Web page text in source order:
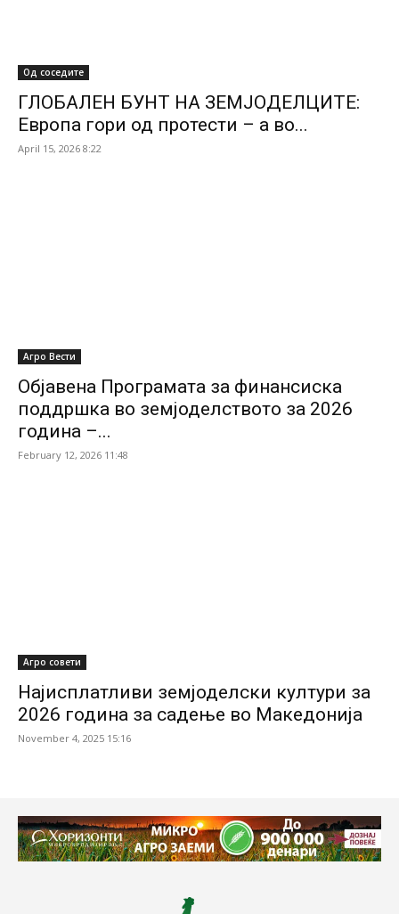
Од соседите
ГЛОБАЛЕН БУНТ НА ЗЕМЈОДЕЛЦИТЕ:
Европа гори од протести – а во...
April 15, 2026 8:22
Агро Вести
Објавена Програмата за финансиска
поддршка во земјоделството за 2026
година –...
February 12, 2026 11:48
Агро совети
Најисплатливи земјоделски култури за
2026 година за садење во Македонија
November 4, 2025 15:16